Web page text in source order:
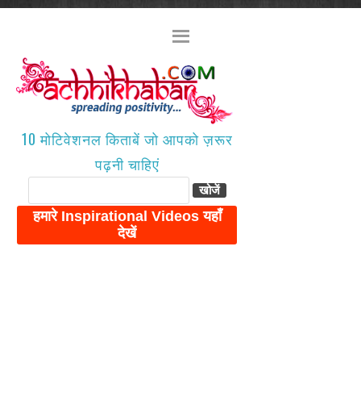
10 मोटिवेशनल किताबें जो आपको ज़रूर
पढ़नी चाहिएं